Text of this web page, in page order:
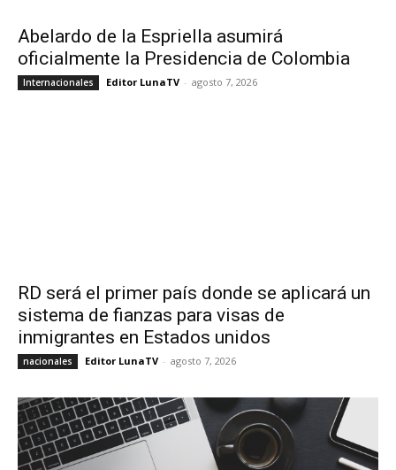
Abelardo de la Espriella asumirá
oficialmente la Presidencia de Colombia
Internacionales Editor LunaTV - agosto 7, 2026
RD será el primer país donde se aplicará un
sistema de fianzas para visas de
inmigrantes en Estados unidos
nacionales Editor LunaTV - agosto 7, 2026